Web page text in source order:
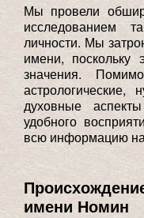
Мы провели
исследованием
личности. Мы
имени, поскольку
значения.
духовные
удобного
всю информацию
имени Номин